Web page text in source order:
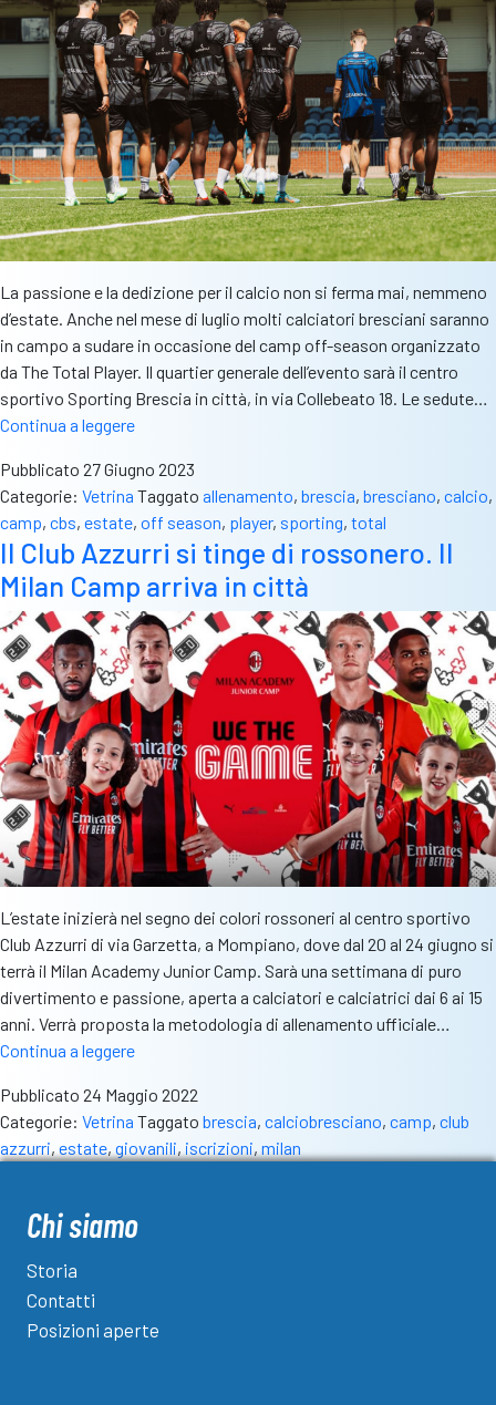
La passione e la dedizione per il calcio non si ferma mai, nemmeno
d’estate. Anche nel mese di luglio molti calciatori bresciani saranno
in campo a sudare in occasione del camp off-season organizzato
da The Total Player. Il quartier generale dell’evento sarà il centro
sportivo Sporting Brescia in città, in via Collebeato 18. Le sedute…
Continua a leggereThe
Player,
tra
campo
e
palestra
per
l’off-
season.
Tutte
le
info
Pubblicato 27 Giugno 2023
Categorie: Vetrina Taggato allenamento, brescia, bresciano, calcio,
camp, cbs, estate, off season, player, sporting, total
Il Club Azzurri si tinge di rossonero. Il
Milan Camp arriva in città
L’estate inizierà nel segno dei colori rossoneri al centro sportivo
Club Azzurri di via Garzetta, a Mompiano, dove dal 20 al 24 giugno si
terrà il Milan Academy Junior Camp. Sarà una settimana di puro
divertimento e passione, aperta a calciatori e calciatrici dai 6 ai 15
anni. Verrà proposta la metodologia di allenamento ufficiale…
Continua a leggereIl
Azzurri
si
tinge
Il
in
Pubblicato 24 Maggio 2022
Categorie: Vetrina Taggato brescia, calciobresciano, camp, club
azzurri, estate, giovanili, iscrizioni, milan
Chi siamo
Storia
Contatti
Posizioni aperte